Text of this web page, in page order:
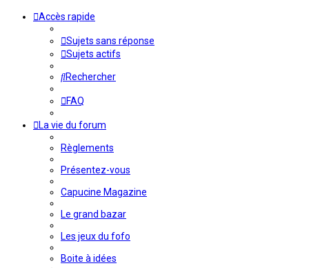
Accès rapide
Sujets sans réponse
Sujets actifs
Rechercher
FAQ
La vie du forum
Règlements
Présentez-vous
Capucine Magazine
Le grand bazar
Les jeux du fofo
Boite à idées